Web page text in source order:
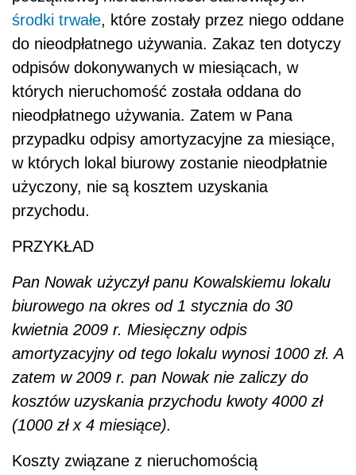
środki trwałe, które zostały przez niego oddane
do nieodpłatnego używania. Zakaz ten dotyczy
odpisów dokonywanych w miesiącach, w
których nieruchomość została oddana do
nieodpłatnego używania. Zatem w Pana
przypadku odpisy amortyzacyjne za miesiące,
w których lokal biurowy zostanie nieodpłatnie
użyczony, nie są kosztem uzyskania
przychodu.
PRZYKŁAD
Pan Nowak użyczył panu Kowalskiemu lokalu
biurowego na okres od 1 stycznia do 30
kwietnia 2009 r. Miesięczny odpis
amortyzacyjny od tego lokalu wynosi 1000 zł. A
zatem w 2009 r. pan Nowak nie zaliczy do
kosztów uzyskania przychodu kwoty 4000 zł
(1000 zł x 4 miesiące).
Koszty związane z nieruchomością